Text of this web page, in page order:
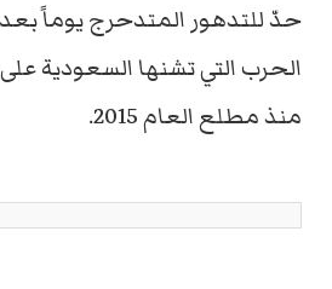
حدّ للتدهور المتدحرج يوماً
الحرب التي تشنها السعودية
منذ مطلع العام 2015.